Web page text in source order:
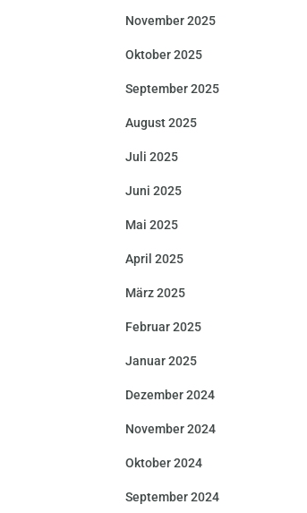
November 2025
Oktober 2025
September 2025
August 2025
Juli 2025
Juni 2025
Mai 2025
April 2025
März 2025
Februar 2025
Januar 2025
Dezember 2024
November 2024
Oktober 2024
September 2024